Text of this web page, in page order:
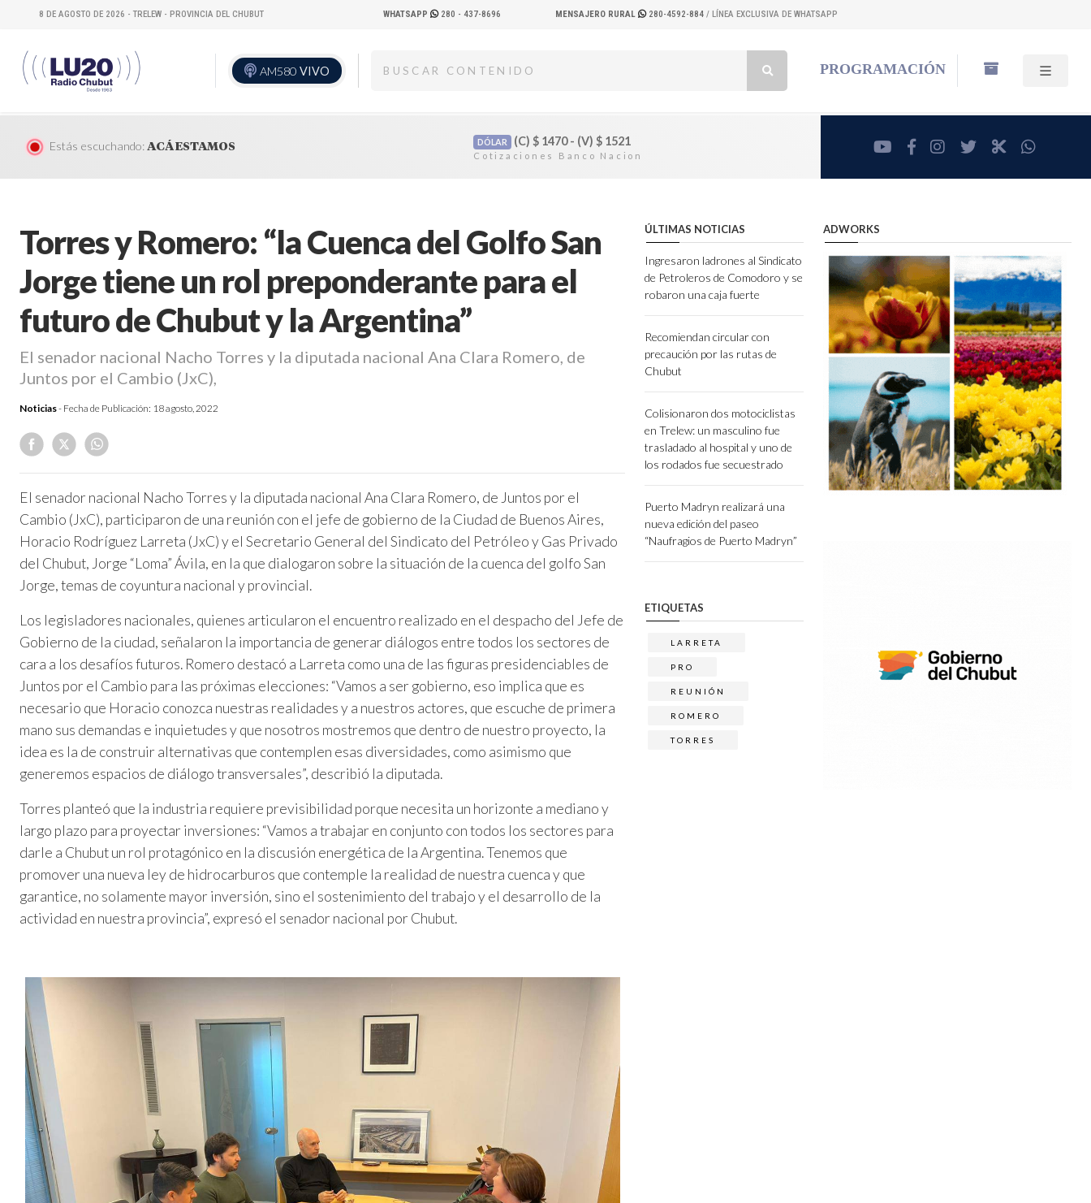
8 DE AGOSTO DE 2026 - TRELEW - PROVINCIA DEL CHUBUT WHATSAPP 280 - 437-8696 MENSAJERO RURAL 280-4592-884 / LÍNEA EXCLUSIVA DE WHATSAPP
AM580 VIVO PROGRAMACIÓN
Estás escuchando: ACÁ ESTAMOS DÓLAR (C) $1470 - (V) $1521 youtubefacebookinstagram
twitterRadioCut
Torres y Romero: “la Cuenca del Golfo San
Jorge tiene un rol preponderante para el
futuro de Chubut y la Argentina”
El senador nacional Nacho Torres y la diputada nacional Ana Clara Romero, de
Juntos por el Cambio (JxC),
Noticias- Fecha de Publicación: 18 agosto, 2022
El senador nacional Nacho Torres y la diputada nacional Ana Clara Romero, de Juntos por el
Cambio (JxC), participaron de una reunión con el jefe de gobierno de la Ciudad de Buenos Aires,
Horacio Rodríguez Larreta (JxC) y el Secretario General del Sindicato del Petróleo y Gas Privado
del Chubut, Jorge “Loma” Ávila, en la que dialogaron sobre la situación de la cuenca del golfo San
Jorge, temas de coyuntura nacional y provincial.
Los legisladores nacionales, quienes articularon el encuentro realizado en el despacho del Jefe de
Gobierno de la ciudad, señalaron la importancia de generar diálogos entre todos los sectores de
cara a los desafíos futuros. Romero destacó a Larreta como una de las figuras presidenciables de
Juntos por el Cambio para las próximas elecciones: “Vamos a ser gobierno, eso implica que es
necesario que Horacio conozca nuestras realidades y a nuestros actores, que escuche de primera
mano sus demandas e inquietudes y que nosotros mostremos que dentro de nuestro proyecto, la
idea es la de construir alternativas que contemplen esas diversidades, como asimismo que
generemos espacios de diálogo transversales”, describió la diputada.
Torres planteó que la industria requiere previsibilidad porque necesita un horizonte a mediano y
largo plazo para proyectar inversiones: “Vamos a trabajar en conjunto con todos los sectores para
darle a Chubut un rol protagónico en la discusión energética de la Argentina. Tenemos que
promover una nueva ley de hidrocarburos que contemple la realidad de nuestra cuenca y que
garantice, no solamente mayor inversión, sino el sostenimiento del trabajo y el desarrollo de la
actividad en nuestra provincia”, expresó el senador nacional por Chubut.
ÚLTIMAS NOTICIAS
Ingresaron ladrones al Sindicato
de Petroleros de Comodoro y se
robaron una caja fuerte
Recomiendan circular con
precaución por las rutas de
Chubut
Colisionaron dos motociclistas
en Trelew: un masculino fue
trasladado al hospital y uno de
los rodados fue secuestrado
Puerto Madryn realizará una
nueva edición del paseo
“Naufragios de Puerto Madryn”
ETIQUETAS
LARRETA
PRO
REUNIÓN
ROMERO
TORRES
ADWORKS